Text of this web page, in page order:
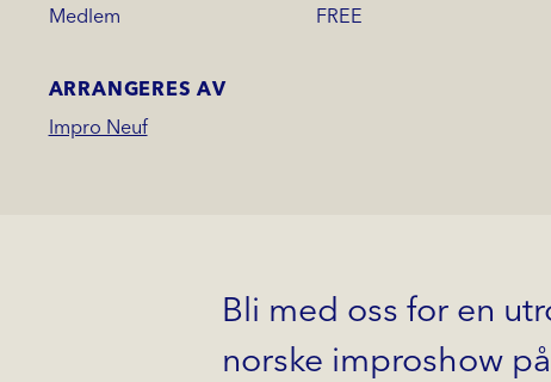
Medlem
FREE
ARRANGERES AV
Impro Neuf
Bli med oss for en
norske improshow